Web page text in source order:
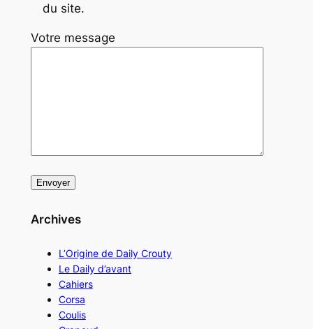
du site.
Votre message
Archives
L’Origine de Daily Crouty
Le Daily d’avant
Cahiers
Corsa
Coulis